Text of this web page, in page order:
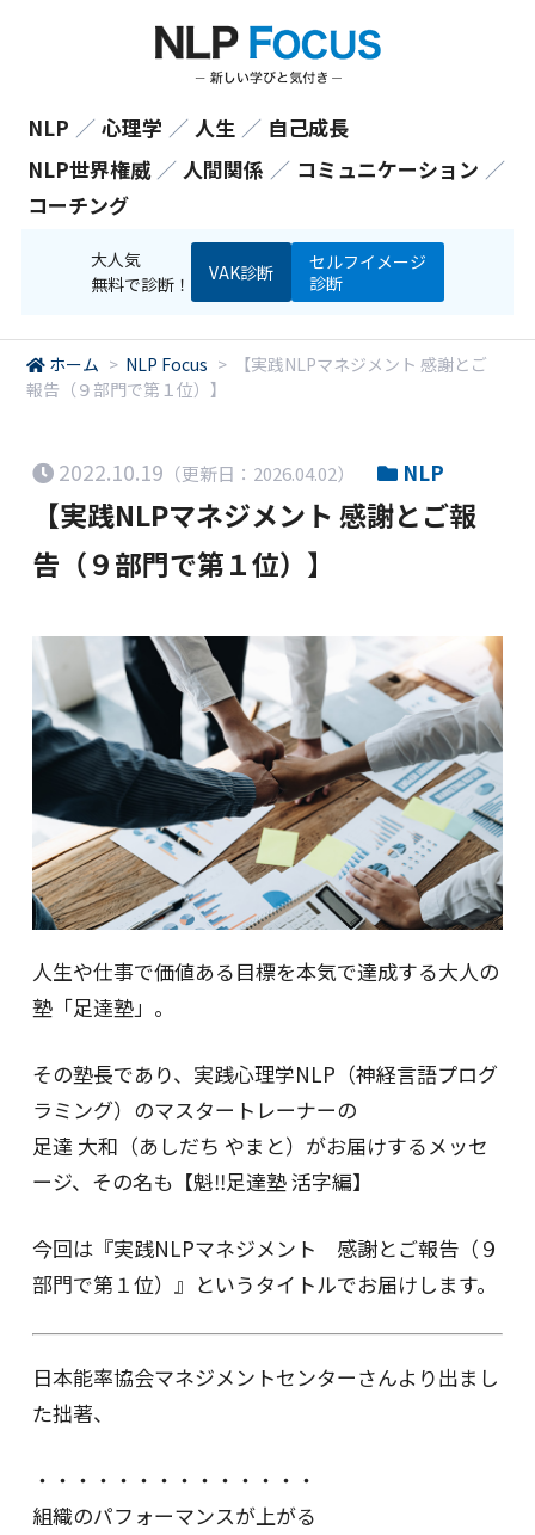
NLP ／ 心理学 ／ 人生 ／ 自己成長
NLP世界権威 ／ 人間関係 ／ コミュニケーション ／
コーチング
大人気
無料で診断！
VAK診断
セルフイメージ
診断
ホーム > NLP Focus >
【実践NLPマネジメント 感謝とご
報告（９部門で第１位）】
2022.10.19 （更新日：2026.04.02） NLP
【実践NLPマネジメント 感謝とご報
告（９部門で第１位）】
人生や仕事で価値ある目標を本気で達成する大人の
塾「足達塾」。
その塾長であり、実践心理学NLP（神経言語プログ
ラミング）のマスタートレーナーの
足達 大和（あしだち やまと）がお届けするメッセ
ージ、その名も【魁‼足達塾 活字編】
今回は『実践NLPマネジメント 感謝とご報告（９
部門で第１位）』というタイトルでお届けします。
日本能率協会マネジメントセンターさんより出まし
た拙著、
・・・・・・・・・・・・・・
組織のパフォーマンスが上がる